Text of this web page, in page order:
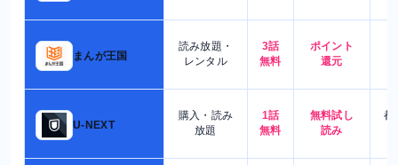
まんが王国
読み放題・
レンタル
3話
無料
ポイント
還元
U-NEXT
購入・読み
放題
1話
無料
無料試し
読み
都